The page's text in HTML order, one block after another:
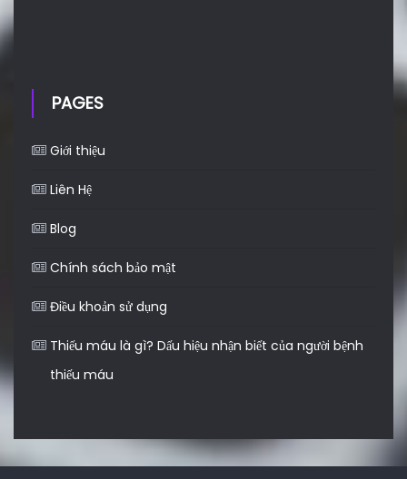
PAGES
Giới thiệu
Liên Hệ
Blog
Chính sách bảo mật
Điều khoản sử dụng
Thiếu máu là gì? Dấu hiệu nhận biết của người bệnh
thiếu máu